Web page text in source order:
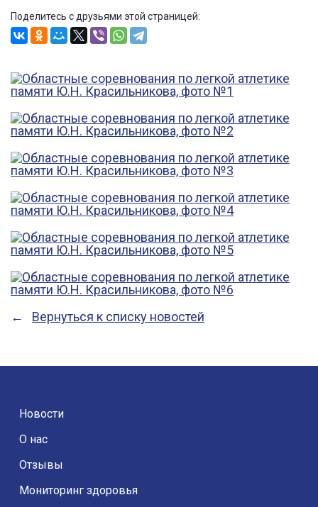
Поделитесь с друзьями этой страницей:
Вернуться к списку новостей
Новости
О нас
Отзывы
Мониторинг здоровья